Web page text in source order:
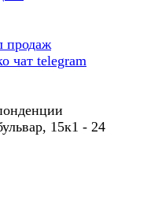
продаж
чат telegram
15к1 - 24